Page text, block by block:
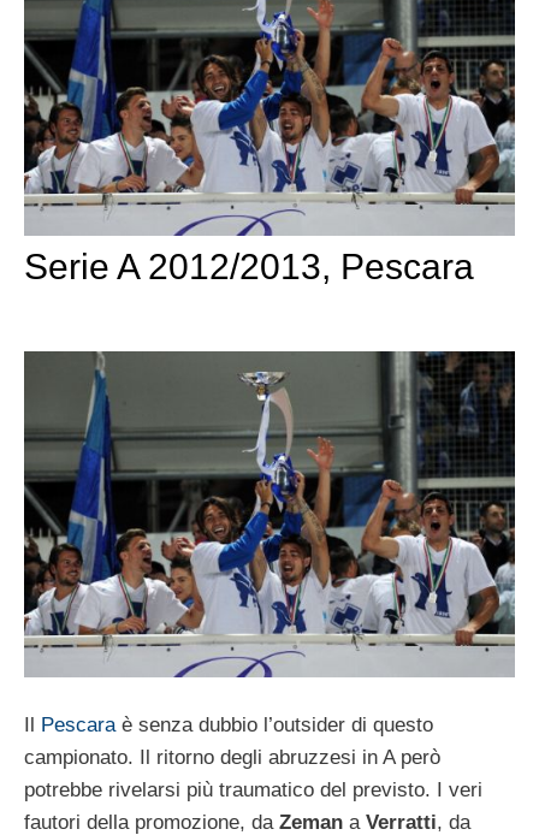
Serie A 2012/2013, Pescara
Il Pescara è senza dubbio l’outsider di questo
campionato. Il ritorno degli abruzzesi in A però
potrebbe rivelarsi più traumatico del previsto. I veri
fautori della promozione, da Zeman a Verratti, da